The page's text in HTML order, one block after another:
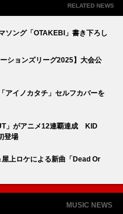
RELATED NEWS
ソング「OTAKEBI」書き下ろし
ションズリーグ2025】大会公
アイノカタチ」セルフカバーを
」がアニメ12連覇達成 KID
登場
上ロケによる新曲「Dead Or
MUSIC NEWS